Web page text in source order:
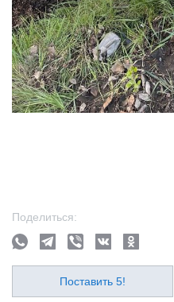
Поделиться:
Поставить 5!